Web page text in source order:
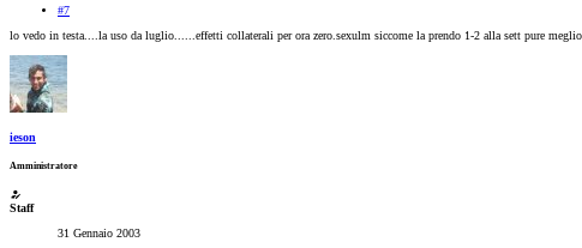
#7
lo vedo in testa....la uso da luglio......effetti collaterali per ora zero.sexulm siccome la prendo 1-2 alla sett pure
ieson
Amministratore
Staff
31 Gennaio 2003